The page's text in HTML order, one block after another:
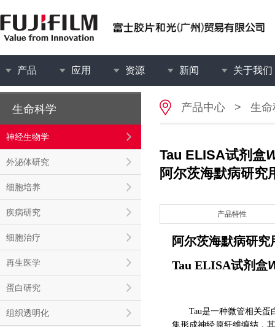
产品 应用 资源 新闻 关于我们
生命科学
神经生物学
外泌体研究
细胞培养
疾病研究
细胞治疗
再生医学
蛋白研究
组织透明化
产品中心 > 生命
Tau ELISA试剂盒
阿尔茨海默病研究
产品特性
阿尔茨海默病研究
Tau ELISA试剂盒
Tau是一种微管相关蛋白
集形成神经原纤维缠结，